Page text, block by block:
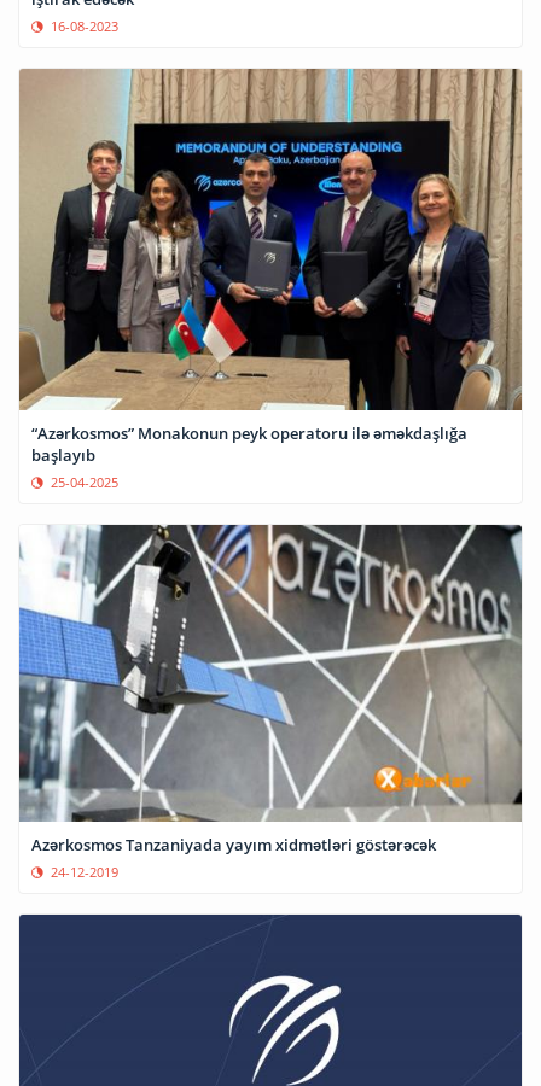
16-08-2023
“Azərkosmos” Monakonun peyk operatoru ilə əməkdaşlığa
başlayıb
25-04-2025
Azərkosmos Tanzaniyada yayım xidmətləri göstərəcək
24-12-2019